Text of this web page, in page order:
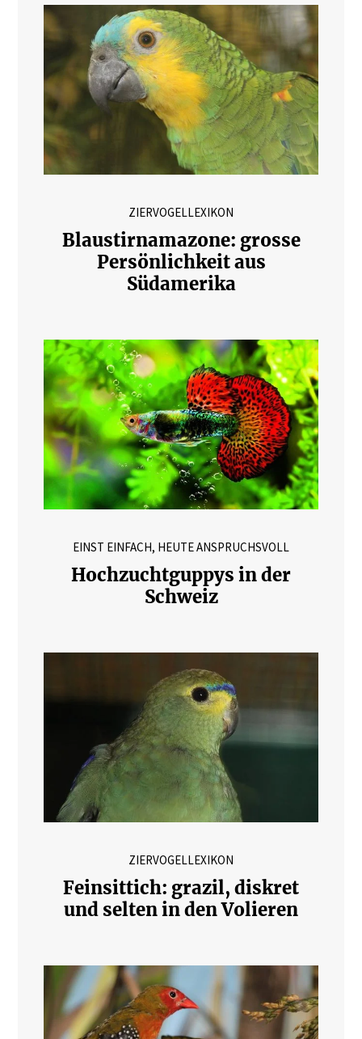
ZIERVOGELLEXIKON
Blaustirnamazone: grosse
Persönlichkeit aus
Südamerika
EINST EINFACH, HEUTE ANSPRUCHSVOLL
Hochzuchtguppys in der
Schweiz
ZIERVOGELLEXIKON
Feinsittich: grazil, diskret
und selten in den Volieren